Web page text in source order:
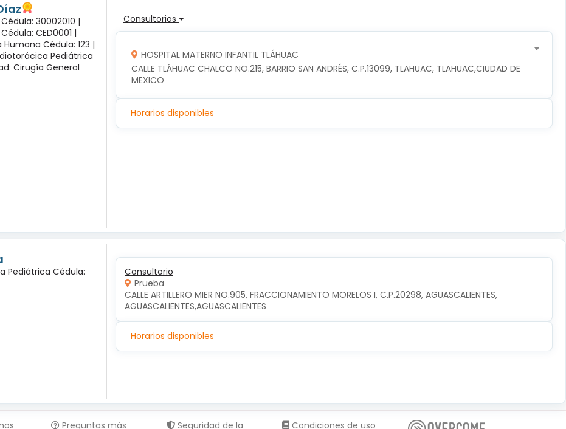
30002010 |
CED0001 |
Cédula: 123 |
Pediátrica
Cirugía General
Consultorios
HOSPITAL MATERNO INFANTIL TLÁHUAC
CALLE TLÁHUAC CHALCO NO.215, BARRIO SAN ANDRÉS, C.P.13099, TLAHUAC, TLAHUAC,CIUDAD DE
MEXICO
Horarios disponibles
Pediátrica Cédula:
Consultorio
Prueba
CALLE ARTILLERO MIER NO.905, FRACCIONAMIENTO MORELOS I, C.P.20298, AGUASCALIENTES,
AGUASCALIENTES,AGUASCALIENTES
Horarios disponibles
Preguntas más Seguridad de la Condiciones de uso